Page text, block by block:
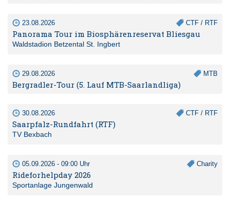
23.08.2026 CTF / RTF
Panorama Tour im Biosphärenreservat Bliesgau
Waldstadion Betzental St. Ingbert
29.08.2026 MTB
Bergradler-Tour (5. Lauf MTB-Saarlandliga)
30.08.2026 CTF / RTF
Saarpfalz-Rundfahrt (RTF)
TV Bexbach
05.09.2026 - 09:00 Uhr Charity
Rideforhelpday 2026
Sportanlage Jungenwald